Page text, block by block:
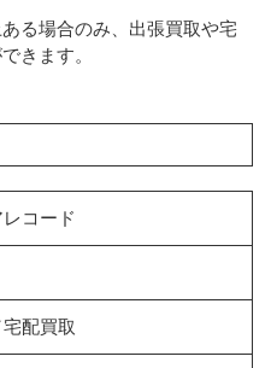
る場合のみ、出張買取や宅
きます。
コード
配買取